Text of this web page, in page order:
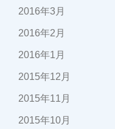
2016年3月
2016年2月
2016年1月
2015年12月
2015年11月
2015年10月